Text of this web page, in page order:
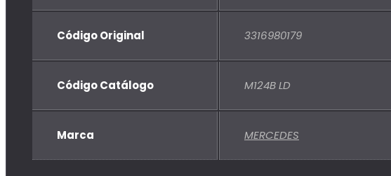
Código Original 3316980179
Código Catálogo M124B LD
Marca MERCEDES